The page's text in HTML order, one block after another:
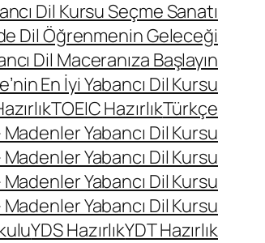
Dil Kursu Seçme Sanatı
Dil Öğrenmenin Geleceği
Dil Maceranıza Başlayın
En İyi Yabancı Dil Kursu
TOEIC HazırlıkTürkçe
Yabancı Dil Kursu
Yabancı Dil Kursu
Yabancı Dil Kursu
Yabancı Dil Kursu
YDS HazırlıkYDT Hazırlık